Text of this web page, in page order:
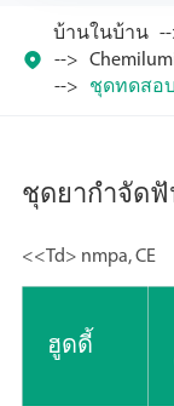

บ้านในบ้าน
ชุดทดสอ
ชุดยากำจัด
<<Td> nmpa, CE
ฮูดดี้